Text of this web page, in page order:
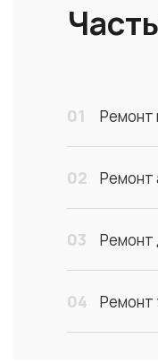
01 Ремонт
02 Ремонт
03 Ремонт
04 Ремонт